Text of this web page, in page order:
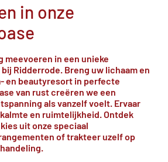
in onze
meevoeren in een unieke
Ridderrode. Breng uw lichaam en
en beautyresort in perfecte
van rust creëren we een
als vanzelf voelt. Ervaar
en ruimtelijkheid. Ontdek
uit onze speciaal
of trakteer uzelf op